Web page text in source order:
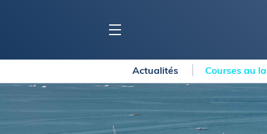
BLOC MARINE
Ports
Carnets de voyage
Actualités Courses au